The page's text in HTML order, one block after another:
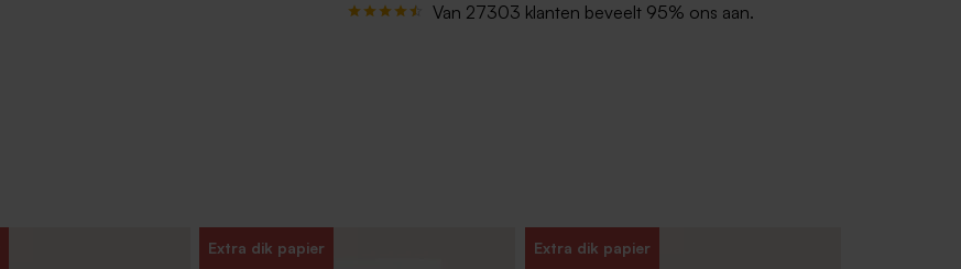
Van 27303 klanten beveelt 95% ons aan.
Extra dik papier Extra dik papier